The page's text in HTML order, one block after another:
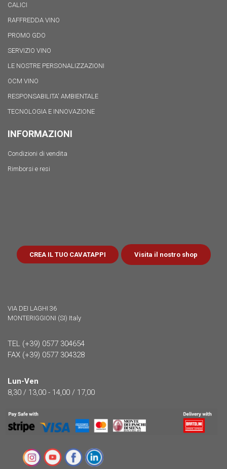
CALICI
RAFFREDDA VINO
PROMO GDO
SERVIZIO VINO
LE NOSTRE PERSONALIZZAZIONI
OCM VINO
RESPONSABILITA' AMBIENTALE
TECNOLOGIA E INNOVAZIONE
INFORMAZIONI
Condizioni di vendita
Rimborsi e resi
CREA IL TUO CAVATAPPI Visita il nostro shop
VIA DEI LAGHI 36
MONTERIGGIONI (SI) Italy
TEL (+39) 0577 304654
FAX (+39) 0577 304328
Lun-Ven
8,30 / 13,00 - 14,00 / 17,00